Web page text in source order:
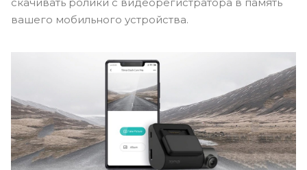
вашего мобильного устройства.